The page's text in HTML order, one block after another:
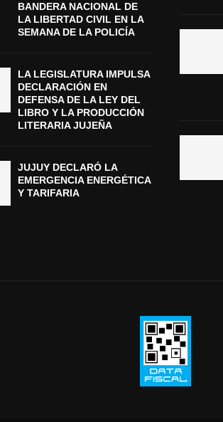
BANDERA NACIONAL DE
LA LIBERTAD CIVIL EN LA
SEMANA DE LA POLICÍA
LA LEGISLATURA IMPULSA
DECLARACIÓN EN
DEFENSA DE LA LEY DEL
LIBRO Y LA PRODUCCIÓN
LITERARIA JUJEÑA
JUJUY DECLARÓ LA
EMERGENCIA ENERGÉTICA
Y TARIFARIA